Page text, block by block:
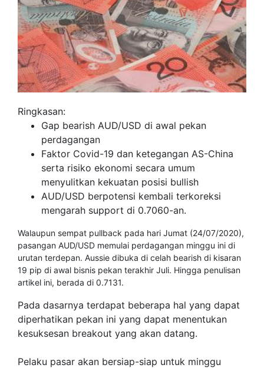
Ringkasan:
Gap bearish AUD/USD di awal pekan
perdagangan
Faktor Covid-19 dan ketegangan AS-China
serta risiko ekonomi secara umum
menyulitkan kekuatan posisi bullish
AUD/USD berpotensi kembali terkoreksi
mengarah support di 0.7060-an.
Walaupun sempat pullback pada hari Jumat (24/07/2020),
pasangan AUD/USD memulai perdagangan minggu ini di
urutan terdepan. Aussie dibuka di celah bearish di kisaran
19 pip di awal bisnis pekan terakhir Juli. Hingga penulisan
artikel ini, berada di 0.7131.
Pada dasarnya terdapat beberapa hal yang dapat
diperhatikan pekan ini yang dapat menentukan
kesuksesan breakout yang akan datang.
Pelaku pasar akan bersiap-siap untuk minggu